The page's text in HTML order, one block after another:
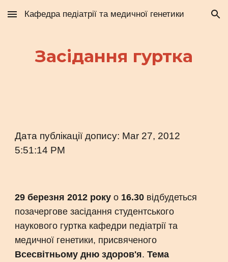
Skip to main content Skip to navigation
Кафедра педіатрії та медичної генетики
Засідання гуртка
Дата публікації допису: Mar 27, 2012
5:51:14 PM
29 березня 2012 рокуо 16.30 відбудеться
позачергове засідання студентського
наукового гуртка кафедри педіатрії та
медичної генетики, присвяченого
Всесвітньому дню здоров'я.Тема